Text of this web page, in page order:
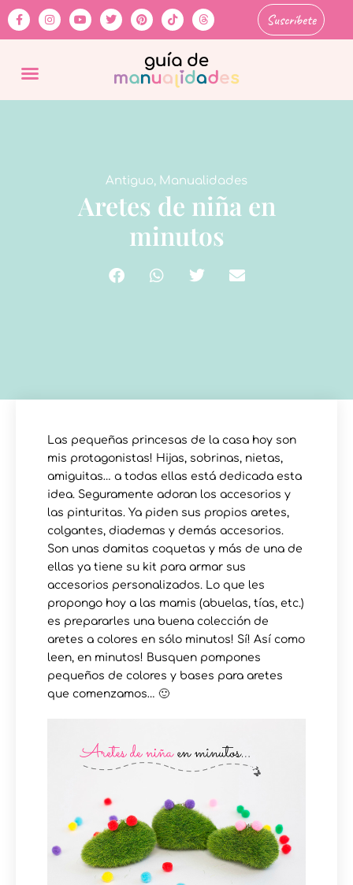
Suscríbete
Antiguo, Manualidades
Aretes de niña en
minutos
Las pequeñas princesas de la casa hoy son
mis protagonistas! Hijas, sobrinas, nietas,
amiguitas… a todas ellas está dedicada esta
idea. Seguramente adoran los accesorios y
las pinturitas. Ya piden sus propios aretes,
colgantes, diademas y demás accesorios.
Son unas damitas coquetas y más de una de
ellas ya tiene su kit para armar sus
accesorios personalizados. Lo que les
propongo hoy a las mamis (abuelas, tías, etc.)
es prepararles una buena colección de
aretes a colores en sólo minutos! Sí! Así como
leen, en minutos! Busquen pompones
pequeños de colores y bases para aretes
que comenzamos… 🙂